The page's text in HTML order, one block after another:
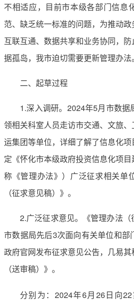
不相适应，目前市本级各部门信息
范、缺乏统一标准的问题，为推动
互联互通、数据共享和业务协同，
据孤岛，我市迫切需要更新管理办法。
二、起草过程
1.深入调研。2024年5月市数
领相关科室人员走访市交通、文旅
运集团等单位，详细了解了信息化
定《怀化市本级政府投资信息化项
称《管理办法》）广泛征求相关单
（征求意见稿）》。
2.广泛征求意见。《管理办法（
市数据局先后3次面向有关单位和部
政府官网发布征求意见公告，几易
（送审稿）》。
分别为：2024年6月26日向